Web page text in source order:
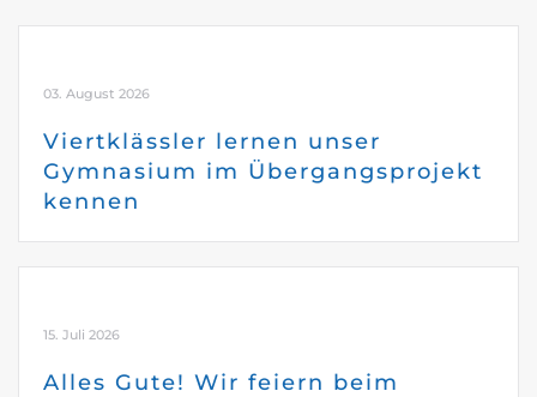
03. August 2026
Viertklässler lernen unser
Gymnasium im Übergangsprojekt
kennen
15. Juli 2026
Alles Gute! Wir feiern beim